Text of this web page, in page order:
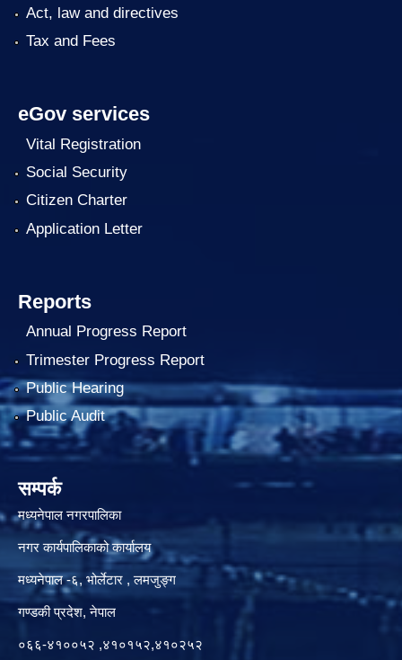
Act, law and directives
Tax and Fees
eGov services
Vital Registration
Social Security
Citizen Charter
Application Letter
Reports
Annual Progress Report
Trimester Progress Report
Public Hearing
Public Audit
सम्पर्क
मध्यनेपाल नगरपालिका
नगर कार्यपालिकाको कार्यालय
मध्यनेपाल -६, भोर्लेटार , लमजुङ्ग
गण्डकी प्रदेश, नेपाल
०६६-४१००५२ ,४१०१५२,४१०२५२